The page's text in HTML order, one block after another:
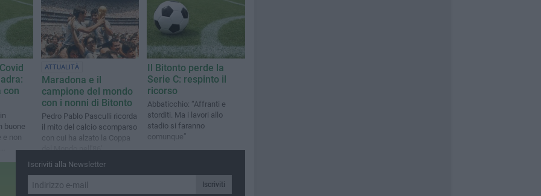
con
buone
e non
ATTUALITÀ
Maradona e il
campione del mondo
con i nonni di Bitonto
Pedro Pablo Pasculli ricorda
il mito del calcio scomparso
con cui ha alzato la Coppa
del Mondo nell'86'
Il Bitonto perde la
Serie C: respinto il
ricorso
Abbaticchio: “Affranti e
storditi. Ma i lavori allo
stadio si faranno
comunque”
Iscriviti alla Newsletter
Iscriviti